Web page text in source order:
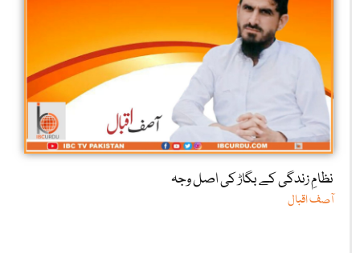
نظامِ زندگی کے بگاڑ کی اصل وجہ
آصف اقبال